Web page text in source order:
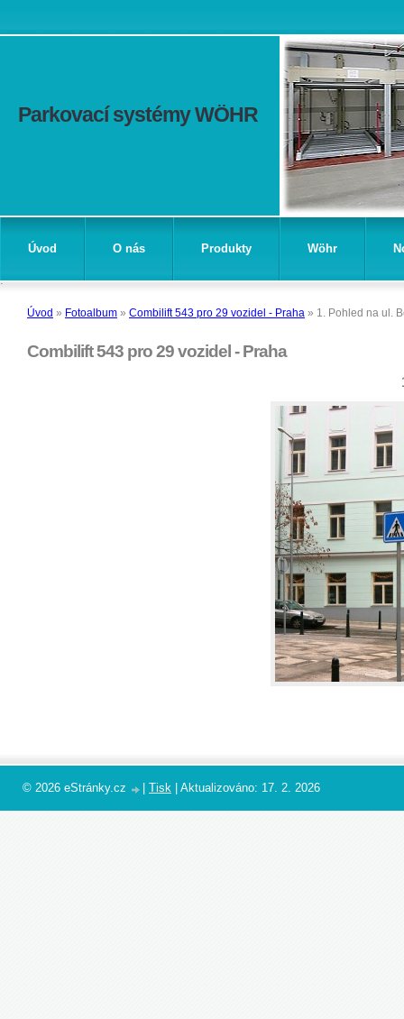
Parkovací systémy WÖHR
Úvod O nás Produkty Wöhr
Úvod » Fotoalbum » Combilift 543 pro 29 vozidel - Praha » 1. Pohled na ul.
Combilift 543 pro 29 vozidel - Praha
© 2026 eStránky.cz Tisk Aktualizováno: 17. 2. 2026